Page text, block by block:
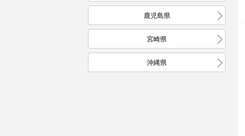
鹿児島県
宮崎県
沖縄県